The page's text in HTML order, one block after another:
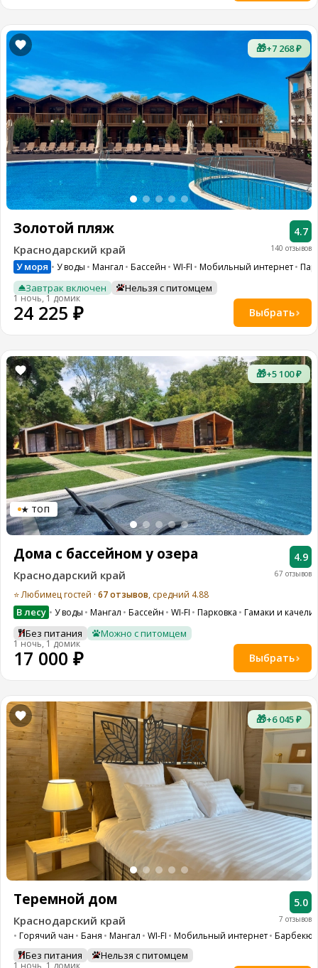
🎁+7 268 ₽
140 отзывов
4.7
Золотой пляж
Краснодарский край
У моря У воды Мангал Бассейн WI-FI Мобильный интернет
Завтрак включен Нельзя с питомцем
1 ночь, 1 домик
24 225 ₽ Выбрать
🎁+5 100 ₽
★ ТОП
67 отзывов
4.9
Дома с бассейном у озера
Краснодарский край
⭐ Любимец гостей · 67 отзывов, средний 4.88
В лесу У воды Мангал Бассейн WI-FI Парковка Гамаки и
Без питания Можно с питомцем
1 ночь, 1 домик
17 000 ₽ Выбрать
🎁+6 045 ₽
7 отзывов
5.0
Теремной дом
Краснодарский край
Горячий чан Баня Мангал WI-FI Мобильный интернет Барбекю
Без питания Нельзя с питомцем
1 ночь, 1 домик